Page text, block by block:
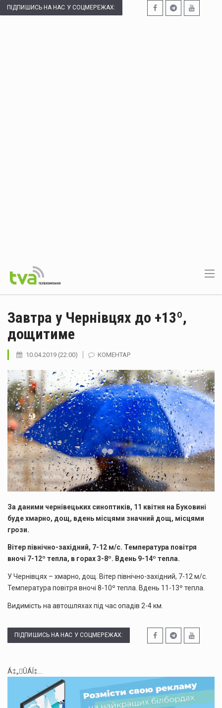
ПІДПИШИСЬ НА НАС У СОЦМЕРЕЖАХ:
Завтра у Чернівцях до +13º,
дощитиме
10.04.2019 (22:00) КОМЕНТАР
За даними чернівецьких синоптиків, 11 квітня на Буковині
буде хмарно, дощ, вдень місцями значний дощ, місцями
грози.
Вітер північно-західний, 7-12 м/с. Температура повітря
вночі 7-12º тепла, в горах 3-8º. Вдень 9-14º тепла.
У Чернівцях – хмарно, дощ. Вітер північно-західний, 7-12 м/с.
Температура повітря вночі 8-10º тепла. Вдень 11-13º тепла.
Видимість на автошляхах під час опадів 2-4 км.
ПІДПИШИСЬ НА НАС У СОЦМЕРЕЖАХ:
Á‡„ÛÁÍ‡...